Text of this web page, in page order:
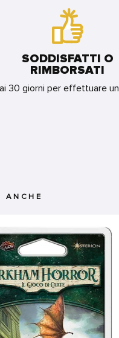
SODDISFATTI O
RIMBORSATI
30 giorni per effettuare
ANCHE